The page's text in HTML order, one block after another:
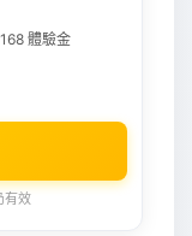
體驗金
效